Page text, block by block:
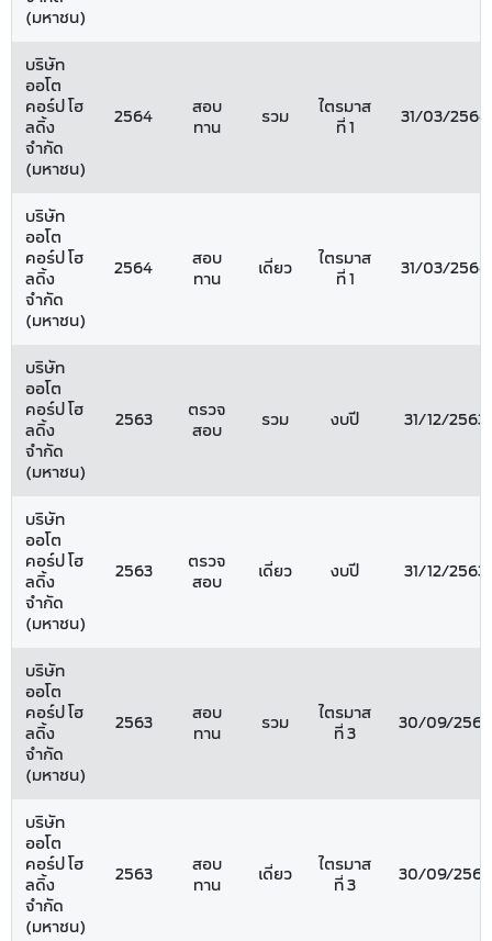
(มหาชน)
บริษัท
ออโต
คอร์ป โฮ
ลดิ้ง
จำกัด
(มหาชน)
2564
สอบ
ทาน
รวม
ไตรมาส
ที่ 1
31/03/2564
บริษัท
ออโต
คอร์ป โฮ
ลดิ้ง
จำกัด
(มหาชน)
2564
สอบ
ทาน
เดี่ยว
ไตรมาส
ที่ 1
31/03/2564
บริษัท
ออโต
คอร์ป โฮ
ลดิ้ง
จำกัด
(มหาชน)
2563
ตรวจ
สอบ
รวม งบปี 31/12/2563
บริษัท
ออโต
คอร์ป โฮ
ลดิ้ง
จำกัด
(มหาชน)
2563
ตรวจ
สอบ
เดี่ยว งบปี 31/12/2563
บริษัท
ออโต
คอร์ป โฮ
ลดิ้ง
จำกัด
(มหาชน)
2563
สอบ
ทาน
รวม
ไตรมาส
ที่ 3
30/09/2563
บริษัท
ออโต
คอร์ป โฮ
ลดิ้ง
จำกัด
(มหาชน)
2563
สอบ
ทาน
เดี่ยว
ไตรมาส
ที่ 3
30/09/2563